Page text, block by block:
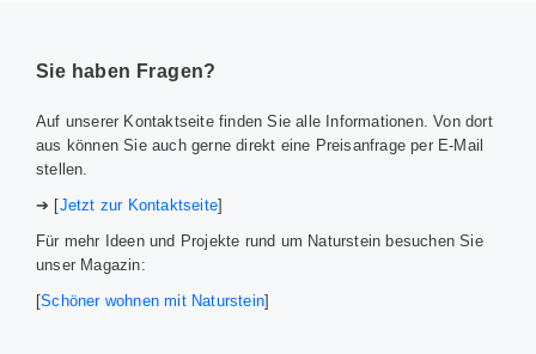
Sie haben Fragen?
Auf unserer Kontaktseite finden Sie alle Informationen. Von dort
aus können Sie auch gerne direkt eine Preisanfrage per E-Mail
stellen.
➔ [Jetzt zur Kontaktseite]
Für mehr Ideen und Projekte rund um Naturstein besuchen Sie
unser Magazin:
[Schöner wohnen mit Naturstein]